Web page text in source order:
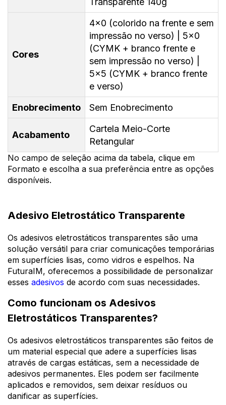
Cores
4x0 (colorido na frente e sem
impressão no verso) | 5x0
(CYMK + branco frente e
sem impressão no verso) |
5x5 (CYMK + branco frente
e verso)
Enobrecimento
Sem Enobrecimento
Acabamento
Cartela Meio-Corte
Retangular
No campo de seleção acima da tabela, clique em
Formato e escolha a sua preferência entre as opções
disponíveis.
Adesivo Eletrostático Transparente
Os adesivos eletrostáticos transparentes são uma
solução versátil para criar comunicações temporárias
em superfícies lisas, como vidros e espelhos. Na
FuturaIM, oferecemos a possibilidade de personalizar
esses adesivos de acordo com suas necessidades.
Como funcionam os Adesivos
Eletrostáticos Transparentes?
Os adesivos eletrostáticos transparentes são feitos de
um material especial que adere a superfícies lisas
através de cargas estáticas, sem a necessidade de
adesivos permanentes. Eles podem ser facilmente
aplicados e removidos, sem deixar resíduos ou
danificar as superfícies.